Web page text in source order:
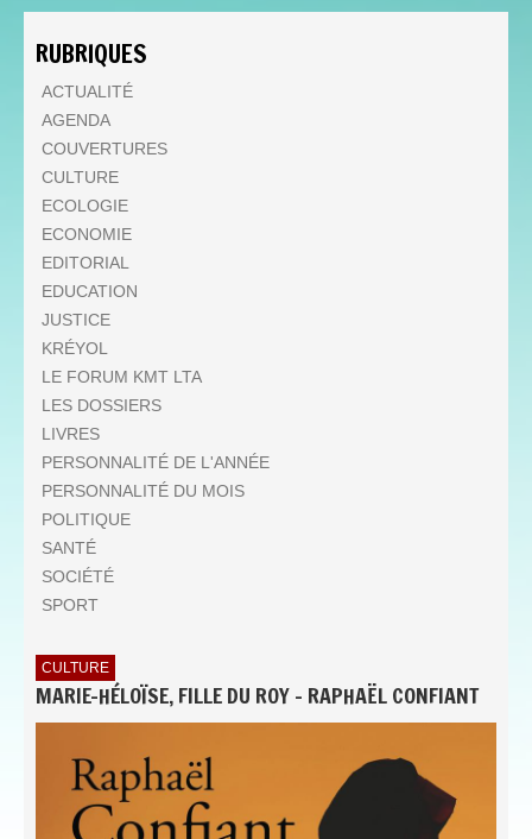
RUBRIQUES
ACTUALITÉ
AGENDA
COUVERTURES
CULTURE
ECOLOGIE
ECONOMIE
EDITORIAL
EDUCATION
JUSTICE
KRÉYOL
LE FORUM KMT LTA
LES DOSSIERS
LIVRES
PERSONNALITÉ DE L'ANNÉE
PERSONNALITÉ DU MOIS
POLITIQUE
SANTÉ
SOCIÉTÉ
SPORT
CULTURE
MARIE-HÉLOÏSE, FILLE DU ROY - RAPHAËL CONFIANT